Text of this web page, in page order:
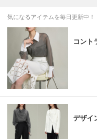
気になるアイテムを毎日更新中！
コント
デザイ